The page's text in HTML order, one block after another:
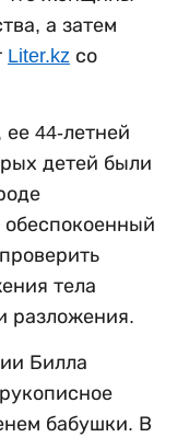
а затем
Liter.kz со
44-летней
детей были
обеспокоенный
тела
разложения.
Билла
бабушки. В